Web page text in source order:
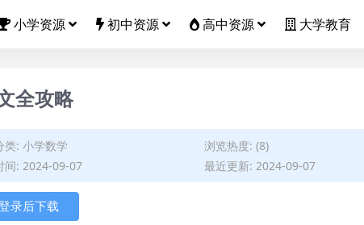
小学资源 初中资源 高中资源 大学教育
全攻略
类: 小学数学
浏览热度: (8)
间: 2024-09-07
最近更新: 2024-09-07
录后下载